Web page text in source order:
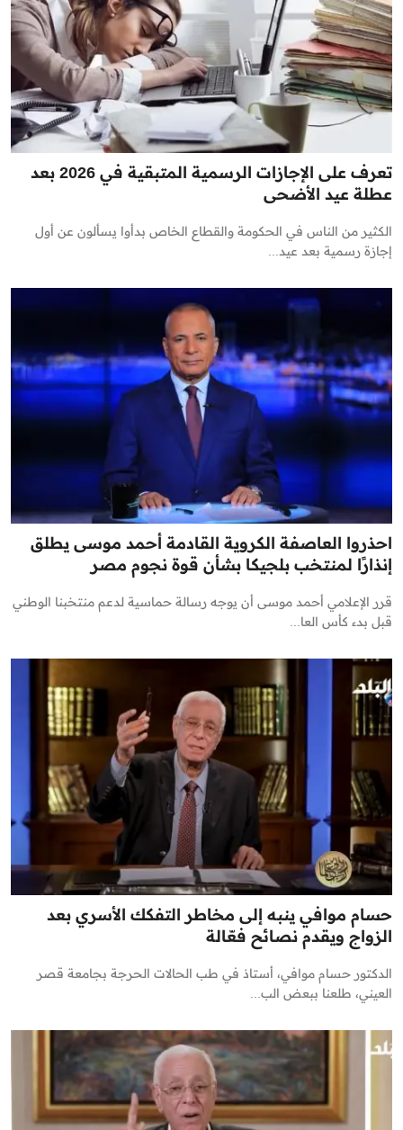
تعرف على الإجازات الرسمية المتبقية في 2026 بعد
عطلة عيد الأضحى
الكثير من الناس في الحكومة والقطاع الخاص بدأوا يسألون عن أول
إجازة رسمية بعد عيد...
احذروا العاصفة الكروية القادمة أحمد موسى يطلق
إنذارًا لمنتخب بلجيكا بشأن قوة نجوم مصر
قرر الإعلامي أحمد موسى أن يوجه رسالة حماسية لدعم منتخبنا الوطني
قبل بدء كأس العا...
حسام موافي ينبه إلى مخاطر التفكك الأسري بعد
الزواج ويقدم نصائح فعّالة
الدكتور حسام موافي، أستاذ في طب الحالات الحرجة بجامعة قصر
العيني، طلعنا ببعض الب...